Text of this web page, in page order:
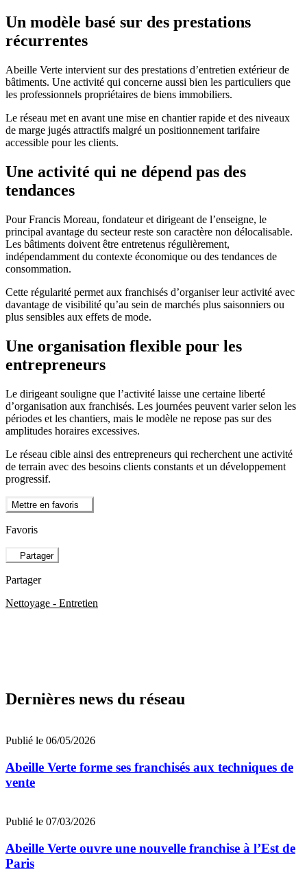
Un modèle basé sur des prestations
récurrentes
Abeille Verte intervient sur des prestations d’entretien extérieur de
bâtiments. Une activité qui concerne aussi bien les particuliers que
les professionnels propriétaires de biens immobiliers.
Le réseau met en avant une mise en chantier rapide et des niveaux
de marge jugés attractifs malgré un positionnement tarifaire
accessible pour les clients.
Une activité qui ne dépend pas des
tendances
Pour Francis Moreau, fondateur et dirigeant de l’enseigne, le
principal avantage du secteur reste son caractère non délocalisable.
Les bâtiments doivent être entretenus régulièrement,
indépendamment du contexte économique ou des tendances de
consommation.
Cette régularité permet aux franchisés d’organiser leur activité avec
davantage de visibilité qu’au sein de marchés plus saisonniers ou
plus sensibles aux effets de mode.
Une organisation flexible pour les
entrepreneurs
Le dirigeant souligne que l’activité laisse une certaine liberté
d’organisation aux franchisés. Les journées peuvent varier selon les
périodes et les chantiers, mais le modèle ne repose pas sur des
amplitudes horaires excessives.
Le réseau cible ainsi des entrepreneurs qui recherchent une activité
de terrain avec des besoins clients constants et un développement
progressif.
Mettre en favoris
Favoris
Partager
Partager
Nettoyage - Entretien
Dernières news du réseau
Publié le 06/05/2026
Abeille Verte forme ses franchisés aux techniques de
vente
Publié le 07/03/2026
Abeille Verte ouvre une nouvelle franchise à l’Est de
Paris